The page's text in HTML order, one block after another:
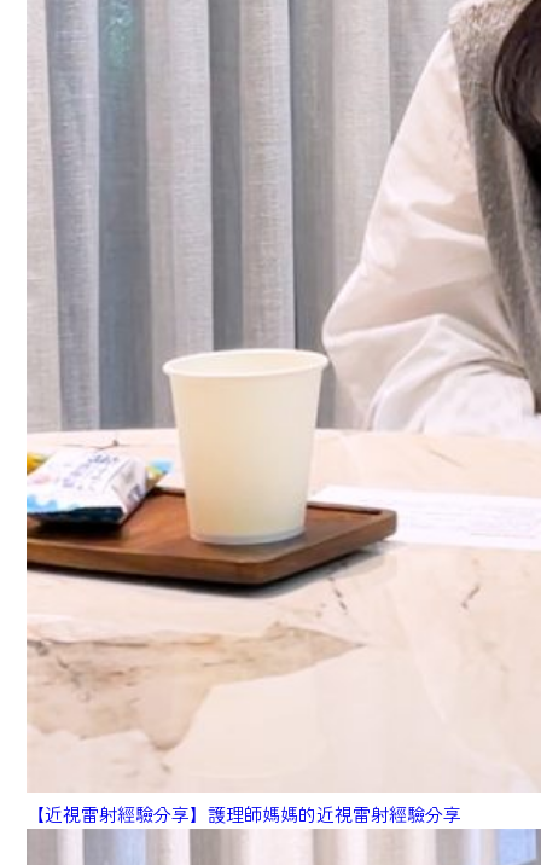
【近視雷射經驗分享】護理師媽媽的近視雷射經驗分享